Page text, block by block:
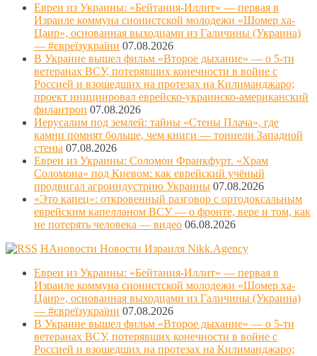
Евреи из Украины: «Бейтания-Иллит» — первая в
Израиле коммуна сионистской молодежи «Шомер ха-
Цаир», основанная выходцами из Галичины (Украина)
— #євреїзукраїни 07.08.2026
В Украине вышел фильм «Второе дыхание» — о 5-ти
ветеранах ВСУ, потерявших конечности в войне с
Россией и взошедших на протезах на Килиманджаро;
проект инициировал еврейско-украинско-американский
филантроп 07.08.2026
Иерусалим под землей: тайны «Стены Плача», где
камни помнят больше, чем книги — тоннели Западной
стены 07.08.2026
Евреи из Украины: Соломон Франкфурт. «Храм
Соломона» под Киевом: как еврейский учёный
продвигал агроиндустрию Украины 07.08.2026
«Это капец»: откровенный разговор с ортодоксальным
еврейским капелланом ВСУ — о фронте, вере и том, как
не потерять человека — видео 06.08.2026
НАновости Новости Израиля Nikk.Agency
Евреи из Украины: «Бейтания-Иллит» — первая в
Израиле коммуна сионистской молодежи «Шомер ха-
Цаир», основанная выходцами из Галичины (Украина)
— #євреїзукраїни 07.08.2026
В Украине вышел фильм «Второе дыхание» — о 5-ти
ветеранах ВСУ, потерявших конечности в войне с
Россией и взошедших на протезах на Килиманджаро;